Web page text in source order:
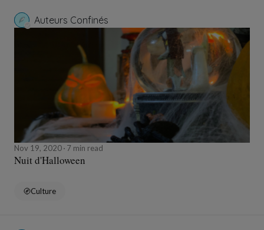
Auteurs Confinés
Nov 19, 2020 7 min read
Nuit d'Halloween
Culture